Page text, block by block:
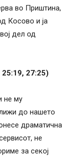
во Приштина,
Косово и ја
дел од
27:25)
не му
до нашето
драматична
не
за секој